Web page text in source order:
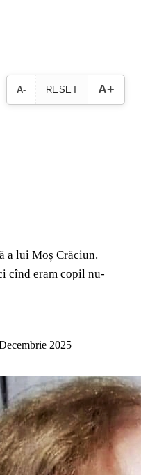
A- RESET A+
a lui Moș Crăciun.
cînd eram copil nu-
2025